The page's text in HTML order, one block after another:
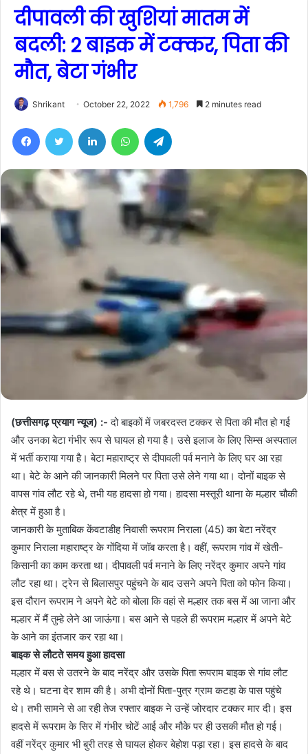
दीपावली की खुशियां मातम में
बदली: 2 बाइक में टक्कर, पिता की
मौत, बेटा गंभीर
Shrikant October 22, 2022 1,796 2 minutes read
(छत्तीसगढ़ प्रयाग न्यूज) :- दो बाइकों में जबरदस्त टक्कर से पिता की मौत हो गई
और उनका बेटा गंभीर रूप से घायल हो गया है। उसे इलाज के लिए सिम्स अस्पताल
में भर्ती कराया गया है। बेटा महाराष्ट्र से दीपावली पर्व मनाने के लिए घर आ रहा
था। बेटे के आने की जानकारी मिलने पर पिता उसे लेने गया था। दोनों बाइक से
वापस गांव लौट रहे थे, तभी यह हादसा हो गया। हादसा मस्तूरी थाना के मल्हार चौकी
क्षेत्र में हुआ है।
जानकारी के मुताबिक केंवटाडीह निवासी रूपराम निराला (45) का बेटा नरेंद्र
कुमार निराला महाराष्ट्र के गोंदिया में जॉब करता है। वहीं, रूपराम गांव में खेती-
किसानी का काम करता था। दीपावली पर्व मनाने के लिए नरेंद्र कुमार अपने गांव
लौट रहा था। ट्रेन से बिलासपुर पहुंचने के बाद उसने अपने पिता को फोन किया।
इस दौरान रूपराम ने अपने बेटे को बोला कि वहां से मल्हार तक बस में आ जाना और
मल्हार में मैं तुम्हे लेने आ जाऊंगा। बस आने से पहले ही रूपराम मल्हार में अपने बेटे
के आने का इंतजार कर रहा था।
बाइक से लौटते समय हुआ हादसा
मल्हार में बस से उतरने के बाद नरेंद्र और उसके पिता रूपराम बाइक से गांव लौट
रहे थे। घटना देर शाम की है। अभी दोनों पिता-पुत्र ग्राम कटहा के पास पहुंचे
थे। तभी सामने से आ रही तेज रफ्तार बाइक ने उन्हें जोरदार टक्कर मार दी। इस
हादसे में रूपराम के सिर में गंभीर चोटें आई और मौके पर ही उसकी मौत हो गई।
वहीं नरेंद्र कुमार भी बुरी तरह से घायल होकर बेहोश पड़ा रहा। इस हादसे के बाद